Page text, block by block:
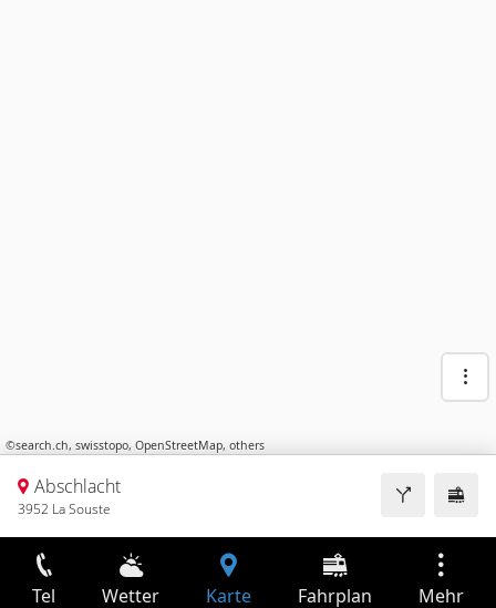
©search.ch, swisstopo, OpenStreetMap, others
Abschlacht
3952 La Souste
Tel Wetter Karte Fahrplan Mehr